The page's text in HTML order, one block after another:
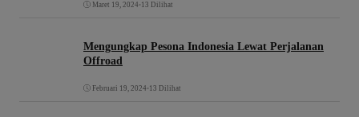
Maret 19, 2024 • 13 Dilihat
Mengungkap Pesona Indonesia Lewat Perjalanan
Offroad
Februari 19, 2024 • 13 Dilihat